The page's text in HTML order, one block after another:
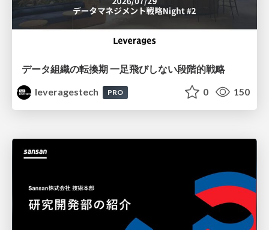
データ組織の転換期 一足飛びしない段階的戦略
leveragestech
PRO 0 150